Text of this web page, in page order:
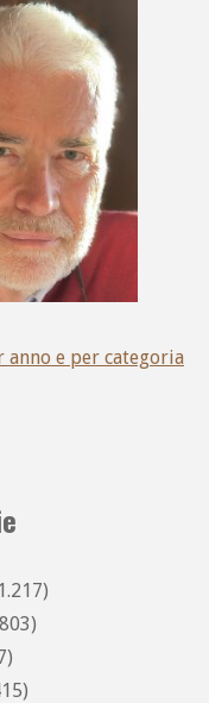
anno e per categoria